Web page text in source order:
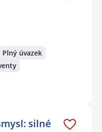
Plný úvazek
silné